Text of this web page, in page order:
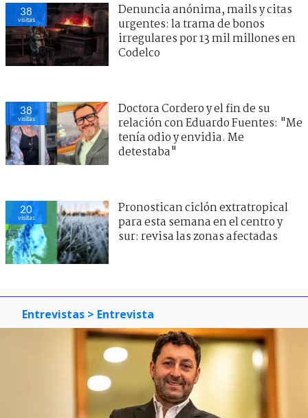
38
visitas
Denuncia anónima, mails y citas
urgentes: la trama de bonos
irregulares por 13 mil millones en
Codelco
38
visitas
Doctora Cordero y el fin de su
relación con Eduardo Fuentes: "Me
tenía odio y envidia. Me
detestaba"
20
visitas
Pronostican ciclón extratropical
para esta semana en el centro y
sur: revisa las zonas afectadas
Entrevistas > Entrevista